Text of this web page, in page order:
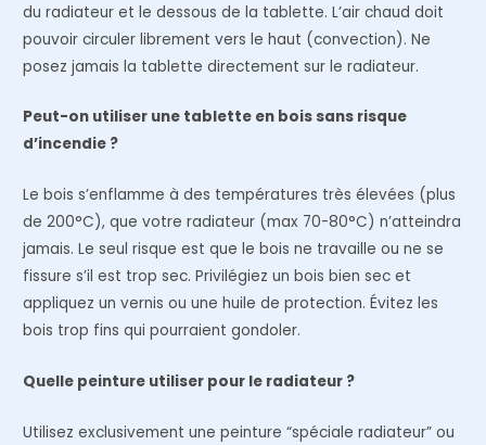
du radiateur et le dessous de la tablette. L’air chaud doit
pouvoir circuler librement vers le haut (convection). Ne
posez jamais la tablette directement sur le radiateur.
Peut-on utiliser une tablette en bois sans risque
d’incendie ?
Le bois s’enflamme à des températures très élevées (plus
de 200°C), que votre radiateur (max 70-80°C) n’atteindra
jamais. Le seul risque est que le bois ne travaille ou ne se
fissure s’il est trop sec. Privilégiez un bois bien sec et
appliquez un vernis ou une huile de protection. Évitez les
bois trop fins qui pourraient gondoler.
Quelle peinture utiliser pour le radiateur ?
Utilisez exclusivement une peinture “spéciale radiateur” ou